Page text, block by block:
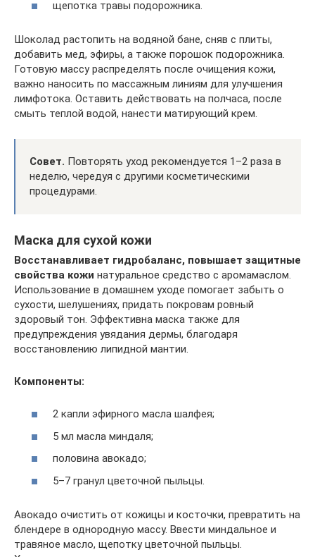
щепотка травы подорожника.
Шоколад растопить на водяной бане, сняв с плиты,
добавить мед, эфиры, а также порошок подорожника.
Готовую массу распределять после очищения кожи,
важно наносить по массажным линиям для улучшения
лимфотока. Оставить действовать на полчаса, после
смыть теплой водой, нанести матирующий крем.
Совет. Повторять уход рекомендуется 1–2 раза в
неделю, чередуя с другими косметическими
процедурами.
Маска для сухой кожи
Восстанавливает гидробаланс, повышает защитные
свойства кожи натуральное средство с аромамаслом.
Использование в домашнем уходе помогает забыть о
сухости, шелушениях, придать покровам ровный
здоровый тон. Эффективна маска также для
предупреждения увядания дермы, благодаря
восстановлению липидной мантии.
Компоненты:
2 капли эфирного масла шалфея;
5 мл масла миндаля;
половина авокадо;
5–7 гранул цветочной пыльцы.
Авокадо очистить от кожицы и косточки, превратить на
блендере в однородную массу. Ввести миндальное и
травяное масло, щепотку цветочной пыльцы.